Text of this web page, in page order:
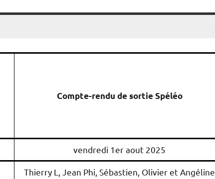
Compte-rendu de sortie Spéléo
vendredi 1er aout 2025
Thierry L, Jean Phi, Sébastien, Olivier et Angéline